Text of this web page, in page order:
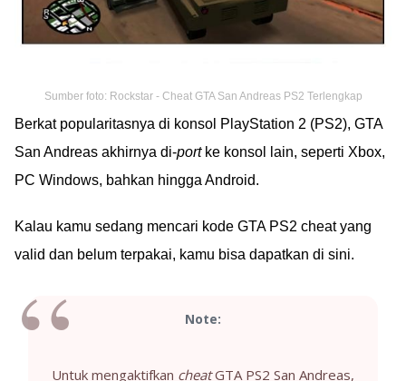
Sumber foto: Rockstar - Cheat GTA San Andreas PS2 Terlengkap
Berkat popularitasnya di konsol PlayStation 2 (PS2), GTA
San Andreas akhirnya di-portke konsol lain, seperti Xbox,
PC Windows, bahkan hingga Android.
Kalau kamu sedang mencari kode GTA PS2 cheat yang
valid dan belum terpakai, kamu bisa dapatkan di sini.
Note:
Untuk mengaktifkan cheatGTA PS2 San Andreas,